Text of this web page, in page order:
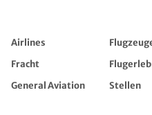
Airlines
Fracht
General Aviation
Stellen